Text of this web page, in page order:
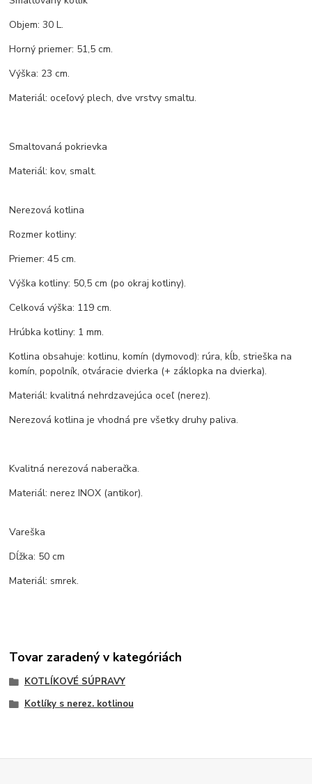
Objem: 30 L.
Horný priemer: 51,5 cm.
Výška: 23 cm.
Materiál: oceľový plech, dve vrstvy smaltu.
Smaltovaná pokrievka
Materiál: kov, smalt.
Nerezová kotlina
Rozmer kotliny:
Priemer: 45 cm.
Výška kotliny: 50,5 cm (po okraj kotliny).
Celková výška: 119 cm.
Hrúbka kotliny: 1 mm.
Kotlina obsahuje: kotlinu, komín (dymovod): rúra, kĺb, strieška na
komín, popolník, otváracie dvierka (+ záklopka na dvierka).
Materiál: kvalitná nehrdzavejúca oceľ (nerez).
Nerezová kotlina je vhodná pre všetky druhy paliva.
Kvalitná nerezová naberačka.
Materiál: nerez INOX (antikor).
Vareška
Dĺžka: 50 cm
Materiál: smrek.
Tovar zaradený v kategóriách
KOTLÍKOVÉ SÚPRAVY
Kotlíky s nerez. kotlinou